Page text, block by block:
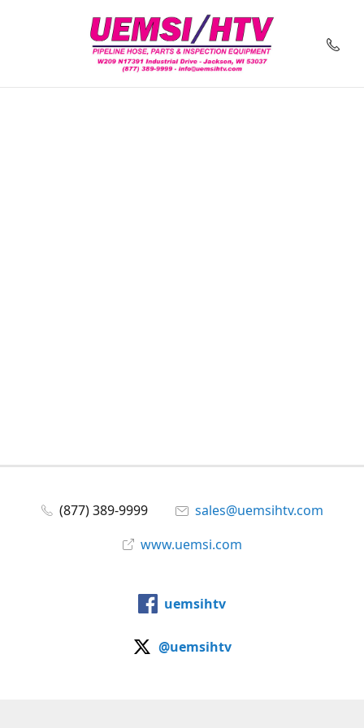
(877) 389-9999
sales@uemsihtv.com
www.uemsi.com
uemsihtv
@uemsihtv